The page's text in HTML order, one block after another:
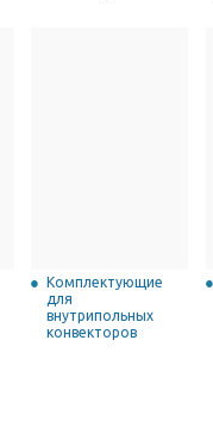
Комплектующие
для
внутрипольных
конвекторов